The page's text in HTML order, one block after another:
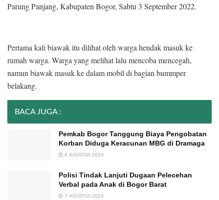
Parung Panjang, Kabupaten Bogor, Sabtu 3 September 2022.
Pertama kali biawak itu dilihat oleh warga hendak masuk ke
rumah warga. Warga yang melihat lalu mencoba mencegah,
namun biawak masuk ke dalam mobil di bagian bummper
belakang.
BACA JUGA :
Pemkab Bogor Tanggung Biaya Pengobatan
Korban Diduga Keracunan MBG di Dramaga
8 AGUSTUS 2026
Polisi Tindak Lanjuti Dugaan Pelecehan
Verbal pada Anak di Bogor Barat
7 AGUSTUS 2026